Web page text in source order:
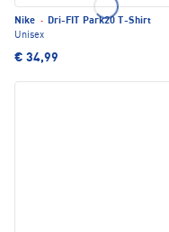
Nike · Dri-FIT Park20 T-Shirt
Unisex
€ 34,99